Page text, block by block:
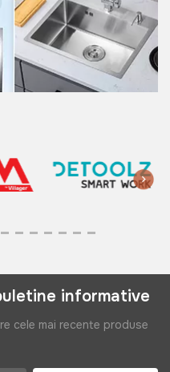
informative
cele mai recente produse